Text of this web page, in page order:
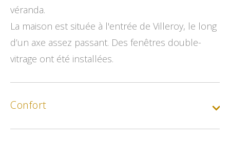
véranda.
La maison est située à l'entrée de Villeroy, le long
d’un axe assez passant. Des fenêtres double-
vitrage ont été installées.
Confort